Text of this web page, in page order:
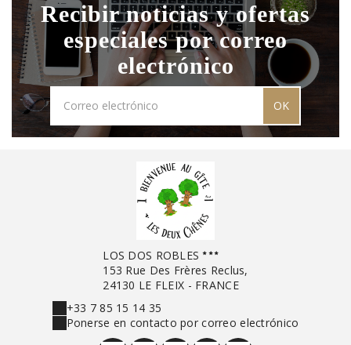
Recibir noticias y ofertas
especiales por correo
electrónico
OK
LOS DOS ROBLES
153 Rue Des Frères Reclus,
24130 LE FLEIX - FRANCE
+33 7 85 15 14 35
Ponerse en contacto por correo electrónico